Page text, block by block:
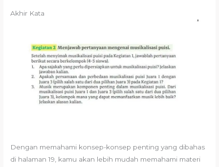
Akhir Kata
Dengan memahami konsep-konsep penting yang dibahas
di halaman 19, kamu akan lebih mudah memahami materi